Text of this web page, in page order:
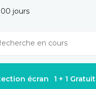
jours
écran 1 + 1 Gratuit